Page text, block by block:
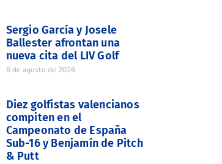
Sergio García y Josele
Ballester afrontan una
nueva cita del LIV Golf
6 de agosto de 2026
Diez golfistas valencianos
compiten en el
Campeonato de España
Sub-16 y Benjamín de Pitch
& Putt